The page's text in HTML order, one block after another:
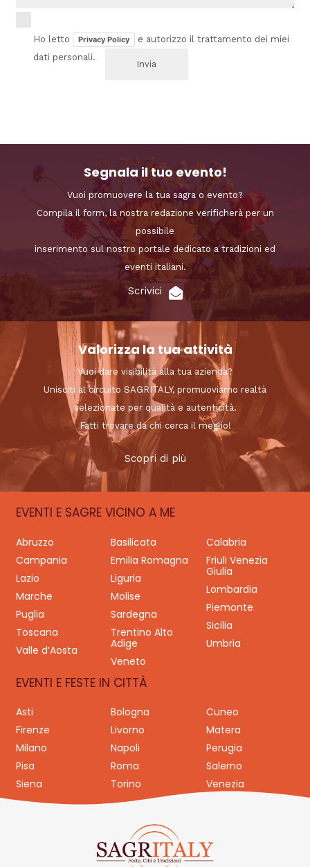
Ho letto Privacy Policy
e autorizzo il trattamento dei miei
dati personali.
Segnala il tuo evento!
Vuoi promuovere la tua sagra o evento?
Compila il form, la nostra redazione verificherà per un
possibile
inserimento sul nostro portale dedicato a tradizioni ed
eventi italiani.
Scrivici
Valorizza la tua attività
Vuoi dare visibilità alla tua azienda?
Unisciti al circuito SAGRITALY, promuoviamo realtà
selezionate per qualità e autenticità.
Fatti trovare da chi cerca il meglio!
Scopri di più
EVENTI E SAGRE VICINO A ME
Abruzzo Basilicata
Calabria
Campania
Emilia Romagna
Friuli Venezia
Giulia
Lazio
Liguria
Lombardia
Marche
Molise
Piemonte
Puglia
Sardegna
Sicilia
Toscana
Trentino Alto
Adige
Umbria
Valle d’Aosta
Veneto
EVENTI E FESTE IN CITTÀ
Asti Bologna
Cuneo
Firenze
Livorno
Matera
Milano
Napoli
Perugia
Pisa
Roma
Salerno
Siena
Torino Venezia